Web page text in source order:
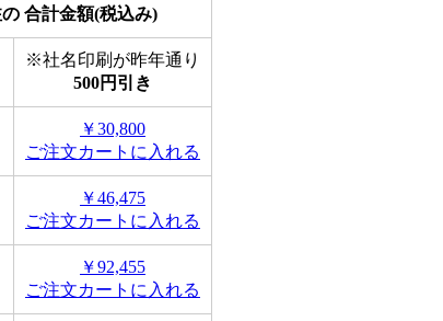
合計金額(税込み)
※社名印刷が昨年通り
500円引き
￥30,800
ご注文カートに入れる
￥46,475
ご注文カートに入れる
￥92,455
ご注文カートに入れる